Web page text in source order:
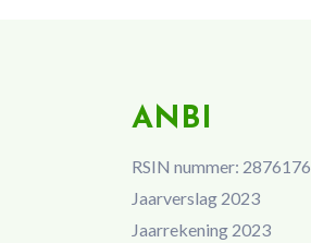
ANBI
RSIN nummer: 2876176
Jaarverslag 2023
Jaarrekening 2023